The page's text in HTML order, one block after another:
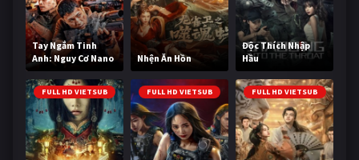
Tay Ngắm Tinh
Anh: Nguy Cơ Nano
Nhện Ăn Hồn
Độc Thích Nhập
Hầu
FULL HD VIETSUB FULL HD VIETSUB FULL HD VIETSUB